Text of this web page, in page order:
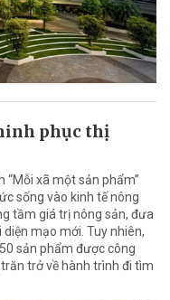
phục thị
xã một sản phẩm”
sống vào kinh tế nông
tầm giá trị nông sản, đưa
mạo mới. Tuy nhiên,
sản phẩm được công
trở về hành trình đi tìm